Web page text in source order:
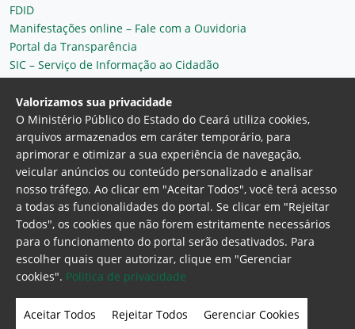
FDID
Manifestações online – Fale com a Ouvidoria
Portal da Transparência
SIC – Serviço de Informação ao Cidadão
Plantão MP do Ceará
Secretaria Geral
Ministério Público do Estado do Ceará
Procuradoria Geral de Justiça Av. Gen. Afonso
Albuquerque Lima, 130 - Cambeba - CEP:
60.822-325 - Fortaleza, Ceará. Brasil
Home Page Intranet Webmail Office 365
Valorizamos sua privacidade
O Ministério Público do Estado do Ceará utiliza cookies,
arquivos armazenados em caráter temporário, para
aprimorar e otimizar a sua experiência de navegação,
veicular anúncios ou conteúdo personalizado e analisar
nosso tráfego. Ao clicar em "Aceitar Todos", você terá acesso
a todas as funcionalidades do portal. Se clicar em "Rejeitar
Todos", os cookies que não forem estritamente necessários
para o funcionamento do portal serão desativados. Para
escolher quais quer autorizar, clique em "Gerenciar
cookies". Politica de privacidade
Aceitar Todos Rejeitar Todos Gerenciar Cookies